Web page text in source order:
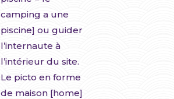
camping a une
piscine] ou guider
l’internaute à
l’intérieur du site.
Le picto en forme
de maison [home]